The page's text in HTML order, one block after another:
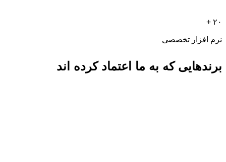
۲۰ +
نرم افزار تخصصی
برندهایی که به ما اعتماد کرده اند